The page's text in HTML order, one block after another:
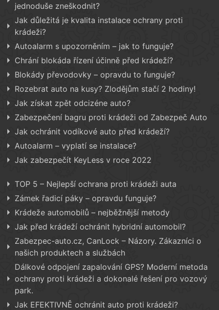
jednoduše zneškodnit?
Jak důležitá je kvalita instalace ochrany proti
krádeži?
Autoalarm s upozorněním – jak to funguje?
Chrání blokáda řízení účinně před krádeží?
Blokády převodovky – opravdu to funguje?
Rozebrat auto na kusy? Zlodějům stačí 2 hodiny!
Jak získat zpět odcizéne auto?
Zabezpečení bagru proti krádeži od Zabezpeč Auto
Jak ochránit vodíkové auto před krádeží?
Autoalarm – vyplatí se instalace?
Jak zabezpečít KeyLess v roce 2022
TOP 5 – Nejlepší ochrana proti krádeži auta
Zámek řadicí páky – opravdu funguje?
Krádeže automobilů – nejběžnější metody
Jak před krádeží ochránit hybridní automobil?
Zabezpec-auto.cz, CanLock – Názory. Zákazníci o
našich produktech a službách
Dálkové odpojení zapalování GPS? Moderní metoda
ochrany proti krádeži a dokonalé řešení pro vozový
park.
Jak EFEKTIVNĚ ochránit auto proti krádeži?